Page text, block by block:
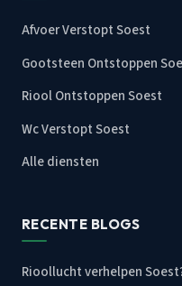
Afvoer Verstopt Soest
Gootsteen Ontstoppen
Riool Ontstoppen Soest
Wc Verstopt Soest
Alle diensten
RECENTE BLOGS
Rioollucht verhelpen